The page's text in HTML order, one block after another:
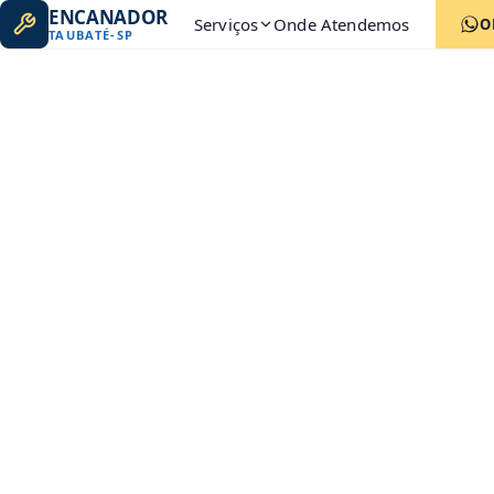
ENCANADOR
TAUBATÉ-SP Serviços Onde Atendemos